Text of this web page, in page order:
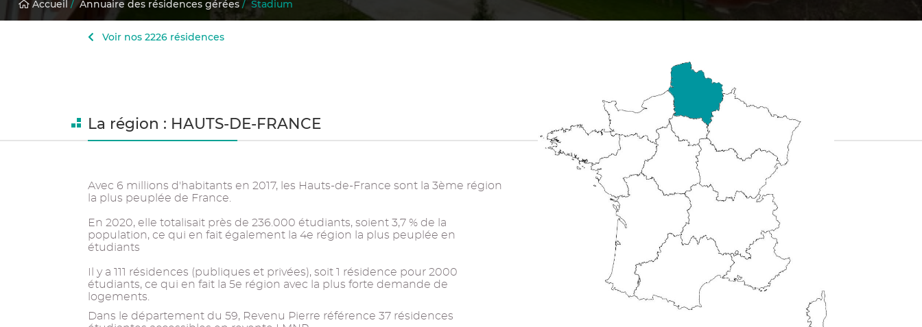
Accueil / Annuaire des résidences gérées / Stadium
Voir nos 2226 résidences
La région : HAUTS-DE-FRANCE
Avec 6 millions d'habitants en 2017, les Hauts-de-France sont la 3ème région
la plus peuplée de France.
En 2020, elle totalisait près de 236.000 étudiants, soient 3,7 % de la
population, ce qui en fait également la 4e région la plus peuplée en
étudiants
Il y a 111 résidences (publiques et privées), soit 1 résidence pour 2000
étudiants, ce qui en fait la 5e région avec la plus forte demande de
logements.
Dans le département du 59, Revenu Pierre référence 37 résidences